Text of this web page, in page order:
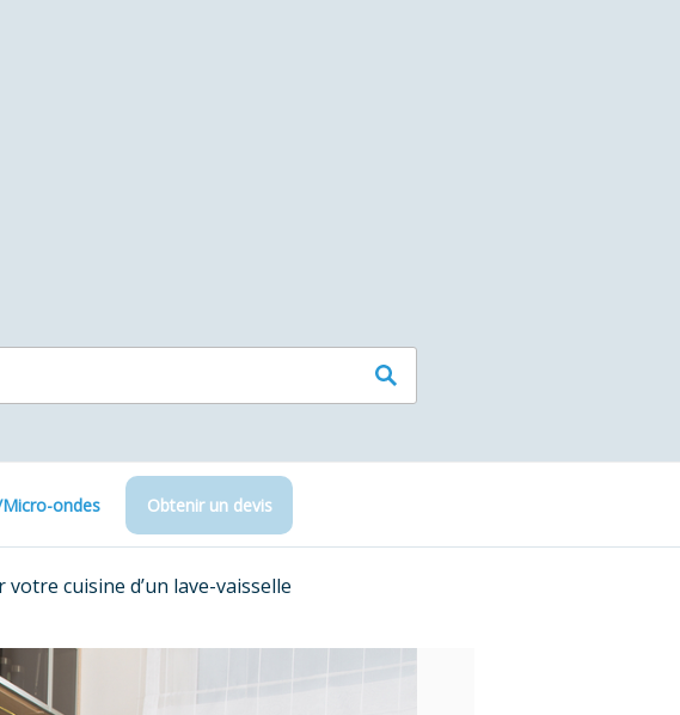
ondes Obtenir un devis
cuisine d’un lave-vaisselle